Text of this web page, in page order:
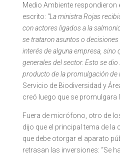
Medio Ambiente respondieron
escrito: “La ministra Rojas
con actores ligados a la
se trataron asuntos o
interés de alguna empresa, sino
generales del sector. Esto se
producto de la promulgación de
Servicio de Biodiversidad y
creó luego que se promulgara
Fuera de micrófono, otro de
dijo que el principal tema de
que debe otorgar el aparato
retrasan las inversiones: “Se